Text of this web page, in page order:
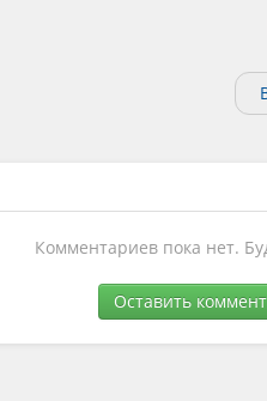
Комментариев пока нет.
Оставить